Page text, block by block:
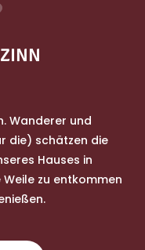
Wanderer und
die) schätzen die
Hauses in
zu entkommen